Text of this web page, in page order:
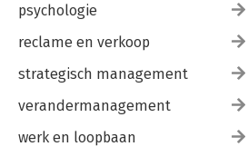
psychologie
reclame en verkoop
strategisch management
verandermanagement
werk en loopbaan